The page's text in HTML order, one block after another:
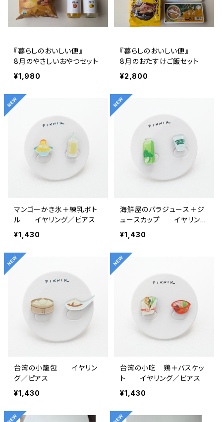
『暮らしのおいしい便』
8月のやさしいおやつセット
¥1,980
『暮らしのおいしい便』
8月のおたすけご飯セット
¥2,800
マンゴーかき氷＋練乳ボト
ル イヤリング／ピアス
¥1,430
海鮮屋のバラジュース＋ジ
ュースカップ イヤリング
／ピアス
¥1,430
台湾の小籠包 イヤリン
グ／ピアス
¥1,430
台湾の小吃 鶏＋バスケッ
ト イヤリング／ピアス
¥1,430